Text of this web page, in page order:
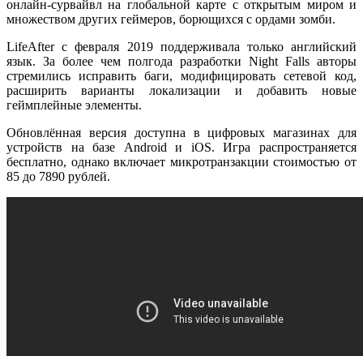
онлайн-сурвайвл на глобальной карте с открытым миром и
множеством других геймеров, борющихся с ордами зомби.
LifeAfter с февраля 2019 поддерживала только английский
язык. За более чем полгода разработки Night Falls авторы
стремились исправить баги, модифицировать сетевой код,
расширить варианты локализации и добавить новые
геймплейные элементы.
Обновлённая версия доступна в цифровых магазинах для
устройств на базе Android и iOS. Игра распространяется
бесплатно, однако включает микротранзакции стоимостью от
85 до 7890 рублей.